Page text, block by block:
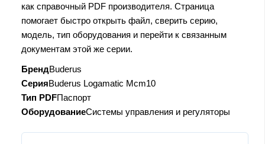
как справочный PDF производителя. Страница
помогает быстро открыть файл, сверить серию,
модель, тип оборудования и перейти к связанным
документам этой же серии.
БрендBuderus
СерияBuderus Logamatic Mcm10
Тип PDFПаспорт
ОборудованиеСистемы управления и регуляторы